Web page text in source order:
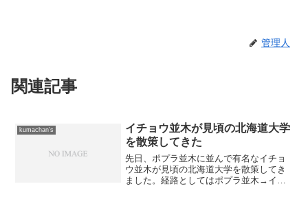
管理人
関連記事
kumachan's
イチョウ並木が見頃の北海道大学
を散策してきた
先日、ポプラ並木に並んで有名なイチョ
ウ並木が見頃の北海道大学を散策してき
ました。経路としてはポプラ並木→イチ